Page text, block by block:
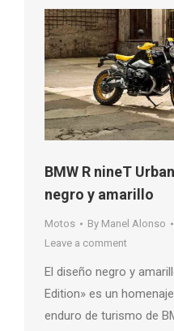
BMW R nineT
negro y amarillo
Motos By Manel Alonso
Leave a comment
El diseño negro y
Edition» es un
enduro de turismo de